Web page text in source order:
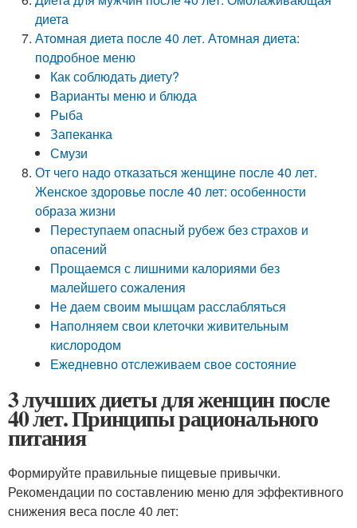
диета
Атомная диета после 40 лет. Атомная диета:
подробное меню
Как соблюдать диету?
Варианты меню и блюда
Рыба
Запеканка
Смузи
От чего надо отказаться женщине после 40 лет.
Женское здоровье после 40 лет: особенности
образа жизни
Переступаем опасный рубеж без страхов и
опасений
Прощаемся с лишними калориями без
малейшего сожаления
Не даем своим мышцам расслабляться
Наполняем свои клеточки живительным
кислородом
Ежедневно отслеживаем свое состояние
3 лучших диеты для женщин после
40 лет. Принципы рационального
питания
Формируйте правильные пищевые привычки.
Рекомендации по составлению меню для эффективного
снижения веса после 40 лет: